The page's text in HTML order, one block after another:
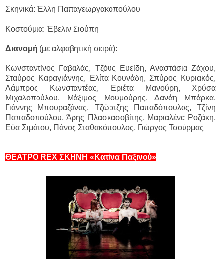
Σκηνικά: Έλλη Παπαγεωργακοπούλου
Κοστούμια: Έβελιν Σιούπη
Διανομή (με αλφαβητική σειρά):
Κωνσταντίνος Γαβαλάς, Τζόυς Ευείδη, Αναστάσια Ζάχου,
Σταύρος Καραγιάννης, Ελίτα Κουνάδη, Σπύρος Κυριακός,
Λάμπρος Κωνσταντέας, Εριέτα Μανούρη, Χρύσα
Μιχαλοπούλου, Μάξιμος Μουμούρης, Δανάη Μπάρκα,
Γιάννης Μπουραζάνας, Τζώρτζης Παπαδόπουλος, Τζίνη
Παπαδοπούλου, Άρης Πλασκασοβίτης, Μαριαλένα Ροζάκη,
Εύα Σιμάτου, Πάνος Σταθακόπουλος, Γιώργος Τσούρμας
ΘΕΑΤΡΟ REX ΣΚΗΝΗ «Κατίνα Παξινού»